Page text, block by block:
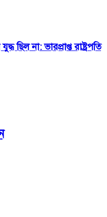
ছিল না: ভারপ্রাপ্ত রাষ্ট্রপতি